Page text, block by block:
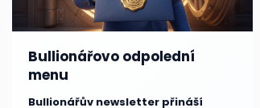
Bullionářovo odpolední
menu
Bullionářův newsletter přináší